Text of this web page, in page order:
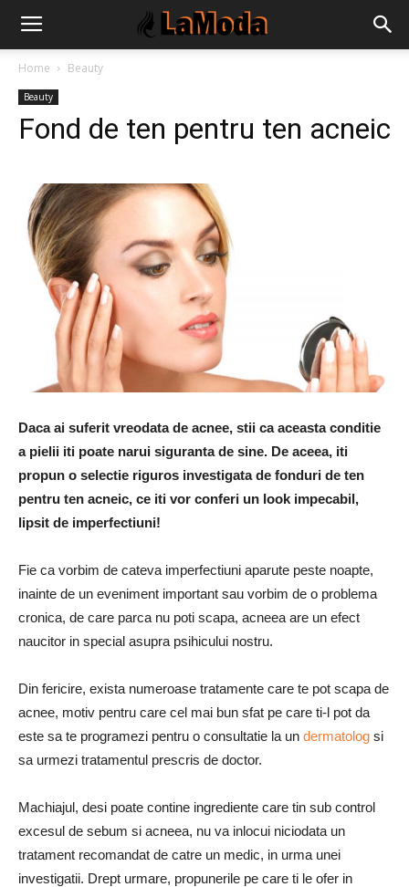
Home Beauty
Beauty
Fond de ten pentru ten acneic
Daca ai suferit vreodata de acnee, stii ca aceasta conditie
a pielii iti poate narui siguranta de sine. De aceea, iti
propun o selectie riguros investigata de fonduri de ten
pentru ten acneic, ce iti vor conferi un look impecabil,
lipsit de imperfectiuni!
Fie ca vorbim de cateva imperfectiuni aparute peste noapte,
inainte de un eveniment important sau vorbim de o problema
cronica, de care parca nu poti scapa, acneea are un efect
naucitor in special asupra psihicului nostru.
Din fericire, exista numeroase tratamente care te pot scapa de
acnee, motiv pentru care cel mai bun sfat pe care ti-l pot da
este sa te programezi pentru o consultatie la un dermatolog si
sa urmezi tratamentul prescris de doctor.
Machiajul, desi poate contine ingrediente care tin sub control
excesul de sebum si acneea, nu va inlocui niciodata un
tratament recomandat de catre un medic, in urma unei
investigatii. Drept urmare, propunerile pe care ti le ofer in